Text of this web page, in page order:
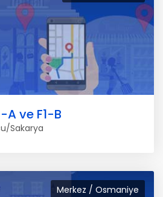
A ve F1-B
Sakarya
Merkez / Osmaniye